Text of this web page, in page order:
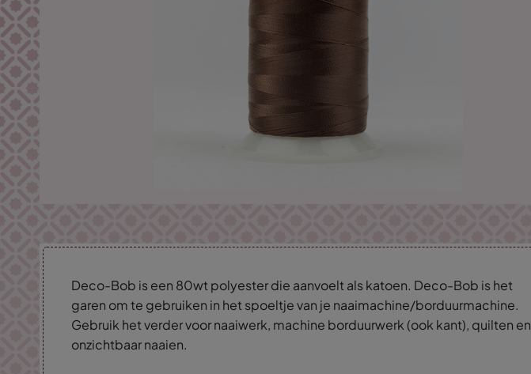
Deco-Bob is een 80wt polyester die aanvoelt als katoen. Deco-Bob is het
garen om te gebruiken in het spoeltje van je naaimachine/borduurmachine.
Gebruik het verder voor naaiwerk, machine borduurwerk (ook kant), quilten en
onzichtbaar naaien.